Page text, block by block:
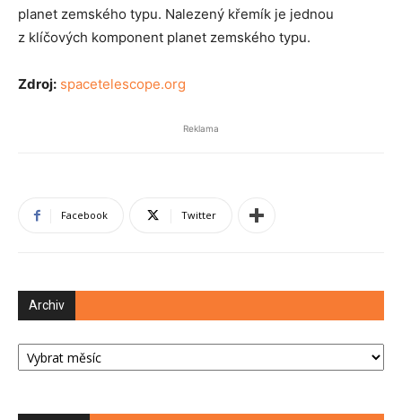
planet zemského typu. Nalezený křemík je jednou
z klíčových komponent planet zemského typu.
Zdroj: spacetelescope.org
Reklama
Facebook Twitter
Archiv
Archiv